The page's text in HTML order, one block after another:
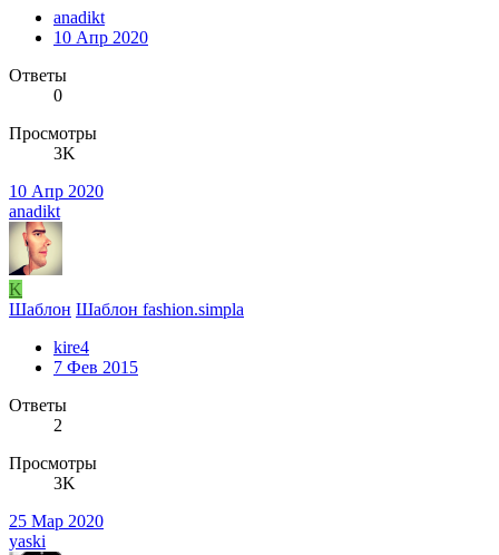
anadikt
10 Апр 2020
Ответы
0
Просмотры
3K
10 Апр 2020
anadikt
K
Шаблон Шаблон fashion.simpla
kire4
7 Фев 2015
Ответы
2
Просмотры
3K
25 Мар 2020
yaski